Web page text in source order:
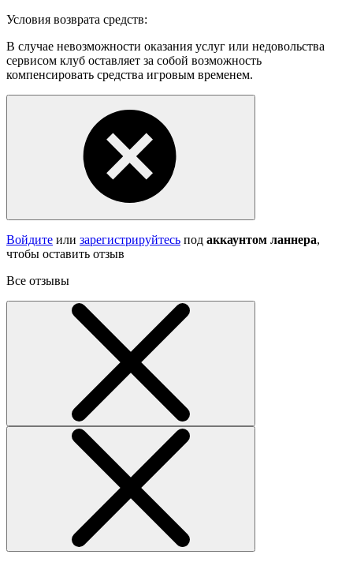
Условия возврата средств:
В случае невозможности оказания услуг или недовольства
сервисом клуб оставляет за собой возможность
компенсировать средства игровым временем.
Войдите или зарегистрируйтесь под аккаунтом ланнера,
чтобы оставить отзыв
Все отзывы